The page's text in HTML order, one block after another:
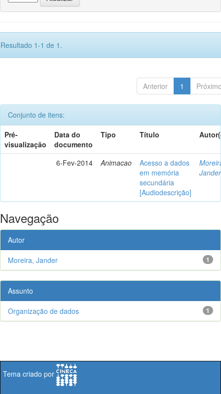
Resultado 1-1 de 1.
Anterior 1
Conjunto de itens:
Pré-
visualização
Data do
documento
Tipo Título
6-Fev-2014 Animacao
Acesso a dados
em memória
secundária
[Audiodescrição]
Jander
Navegação
Autor
1
Moreira, Jander
Assunto
1
Organização de dados
Tema criado por